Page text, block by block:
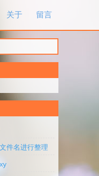
关于 留言
件名进行整理